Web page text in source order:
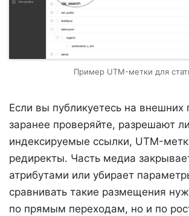
Пример UTM-метки для
Если вы публикуетесь на внешних
заранее проверяйте, разрешают
индексируемые ссылки, UTM-
редиректы. Часть медиа
атрибутами или убирает
сравнивать такие размещения
по прямым переходам, но и по